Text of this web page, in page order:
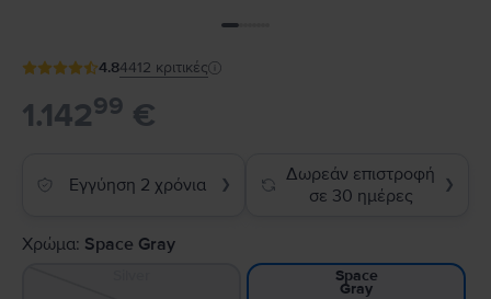
4.84412 κριτικές
1.14299 €
Εγγύηση 2 χρόνια ❯
Δωρεάν επιστροφή
σε 30 ημέρες
❯
Χρώμα: Space Gray
Space
Gray